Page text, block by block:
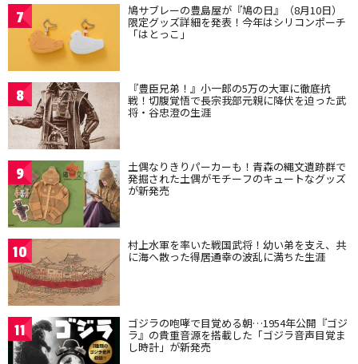
7 鳩サブレーの豊島屋が『鳩の日』（8月10日）
限定グッズ詳細を発表！今年はシリコンポーチ
「はとっこ」
8 『豊臣兄弟！』小一郎の5万の大軍に徹底抗
戦！切腹覚悟で長宗我部元親に降伏を迫った武
将・谷忠澄の生涯
9 土偶なりきりパーカーも！青森の縄文遺跡群で
発掘された土偶がモチーフのキュートなグッズ
が新発売
10 村上水軍を率いた戦国武将！幼い弟を支え、共
に海へ散った得居通幸の波乱に満ちた生涯
11 ゴジラの咆哮で目覚める朝…1954年公開『ゴジ
ラ』の貴重音源を搭載した「ゴジラ音声目覚ま
し時計」が新発売